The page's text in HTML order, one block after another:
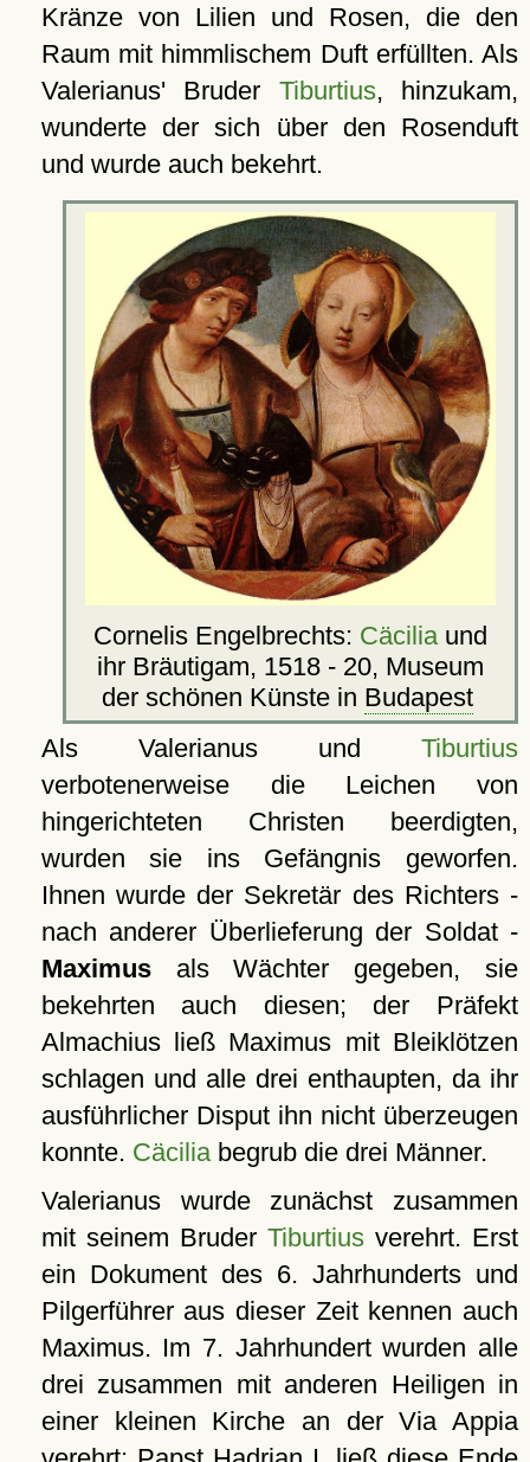
Kränze von Lilien und Rosen, die den
Raum mit himmlischem Duft erfüllten. Als
Valerianus' Bruder Tiburtius, hinzukam,
wunderte der sich über den Rosenduft
und wurde auch bekehrt.
Cornelis Engelbrechts: Cäcilia und
ihr Bräutigam, 1518 - 20, Museum
der schönen Künste in Budapest
Als Valerianus und Tiburtius
verbotenerweise die Leichen von
hingerichteten Christen beerdigten,
wurden sie ins Gefängnis geworfen.
Ihnen wurde der Sekretär des Richters -
nach anderer Überlieferung der Soldat -
Maximusals Wächter gegeben, sie
bekehrten auch diesen; der Präfekt
Almachius ließ Maximus mit Bleiklötzen
schlagen und alle drei enthaupten, da ihr
ausführlicher Disput ihn nicht überzeugen
konnte. Cäciliabegrub die drei Männer.
Valerianus wurde zunächst zusammen
mit seinem Bruder Tiburtiusverehrt. Erst
ein Dokument des 6. Jahrhunderts und
Pilgerführer aus dieser Zeit kennen auch
Maximus. Im 7. Jahrhundert wurden alle
drei zusammen mit anderen Heiligen in
einer kleinen Kirche an der Via Appia